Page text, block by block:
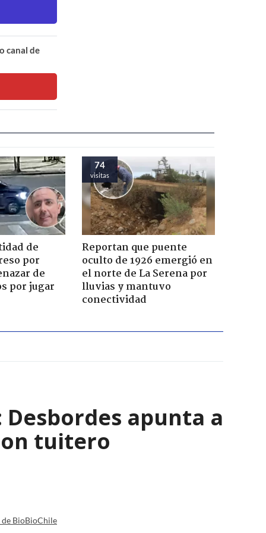
canal de
de
por
de
por jugar
74
visitas
Reportan que puente
oculto de 1926 emergió en
el norte de La Serena por
lluvias y mantuvo
conectividad
apunta a
tuitero
BioBioChile